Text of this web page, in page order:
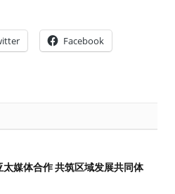
Facebook
媒体合作 共筑区域发展共同体